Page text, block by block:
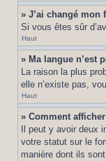
» J’ai changé mon
Si vous êtes sûr
Haut
» Ma langue n’est
La raison la plus
elle n’existe pas,
Haut
» Comment
Il peut y avoir deux
votre statut sur le
manière dont ils